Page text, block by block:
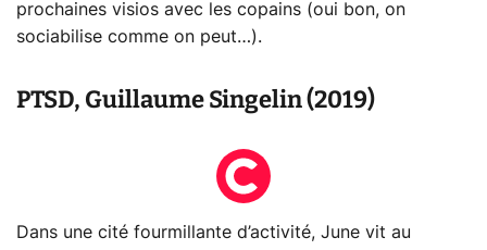
prochaines visios avec les copains (oui bon, on
sociabilise comme on peut…).
PTSD, Guillaume Singelin (2019)
Dans une cité fourmillante d’activité, June vit au